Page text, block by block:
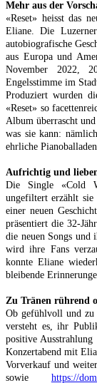
Mehr aus der
«Reset» heisst das
Eliane. Die
autobiografische
aus Europa und
November 2022,
Engelsstimme im
Produziert wurden
«Reset» so
Album überrascht
was sie kann:
ehrliche
Aufrichtig und
Die Single «Cold
ungefiltert erzählt
einer neuen
präsentiert die 32-
die neuen Songs und
wird ihre Fans
konnte Eliane
bleibende
Zu Tränen rührend
Ob gefühlvoll und zu
versteht es, ihr
positive Ausstrahlung
Konzertabend mit
Vorverkauf und
sowie https://